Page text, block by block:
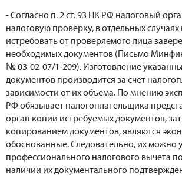
- Согласно п. 2 ст. 93 НК РФ налоговый
налоговую проверку, в отдельных
истребовать от проверяемого лица
необходимых документов (Письмо
№ 03-02-07/1-209). Изготовление
документов производится за счет
зависимости от их объема. По мнению
РФ обязывает налогоплательщика
орган копии истребуемых документов,
копированием документов, являются
обоснованные. Следовательно, их можно
профессионального налогового вычета
наличии их документального